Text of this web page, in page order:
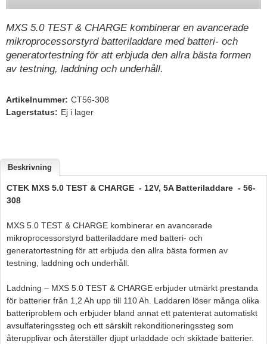
Victron - Batteriladdare
CTEK - Batteriladdare
Webasto - Dieselvärmare
Kamasa Tools - Verktyg
Thule - Takboxar
Thule - Lasthållare
LAGERRENSING
MXS 5.0 TEST & CHARGE kombinerar en avancerade
mikroprocessorstyrd batteriladdare med batteri- och
generatortestning för att erbjuda den allra bästa formen
av testning, laddning och underhåll.
Artikelnummer: CT56-308
Lagerstatus: Ej i lager
Beskrivning
CTEK MXS 5.0 TEST & CHARGE - 12V, 5A Batteriladdare - 56-
308
MXS 5.0 TEST & CHARGE kombinerar en avancerade
mikroprocessorstyrd batteriladdare med batteri- och
generatortestning för att erbjuda den allra bästa formen av
testning, laddning och underhåll.
Laddning – MXS 5.0 TEST & CHARGE erbjuder utmärkt prestanda
för batterier från 1,2 Ah upp till 110 Ah. Laddaren löser många olika
batteriproblem och erbjuder bland annat ett patenterat automatiskt
avsulfateringssteg och ett särskilt rekonditioneringssteg som
återupplivar och återställer djupt urladdade och skiktade batterier.